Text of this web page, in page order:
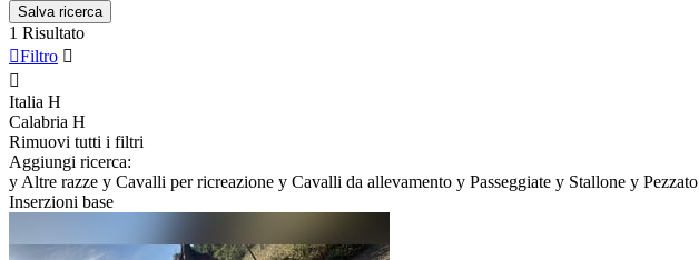
Salva ricerca
1 Risultato
Filtro 

Italia H
Calabria H
Rimuovi tutti i filtri
Aggiungi ricerca:
y Altre razze y Cavalli per ricreazione y Cavalli da allevamento y Passeggiate y Stallone y Pezzato
Inserzioni base